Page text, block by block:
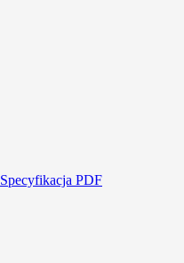
Specyfikacja PDF